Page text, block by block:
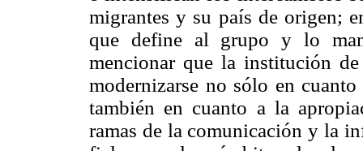
migrantes y su país de origen;
que define al grupo y lo
mencionar que la institución
modernizarse no sólo en
también en cuanto a la
ramas de la comunicación y la